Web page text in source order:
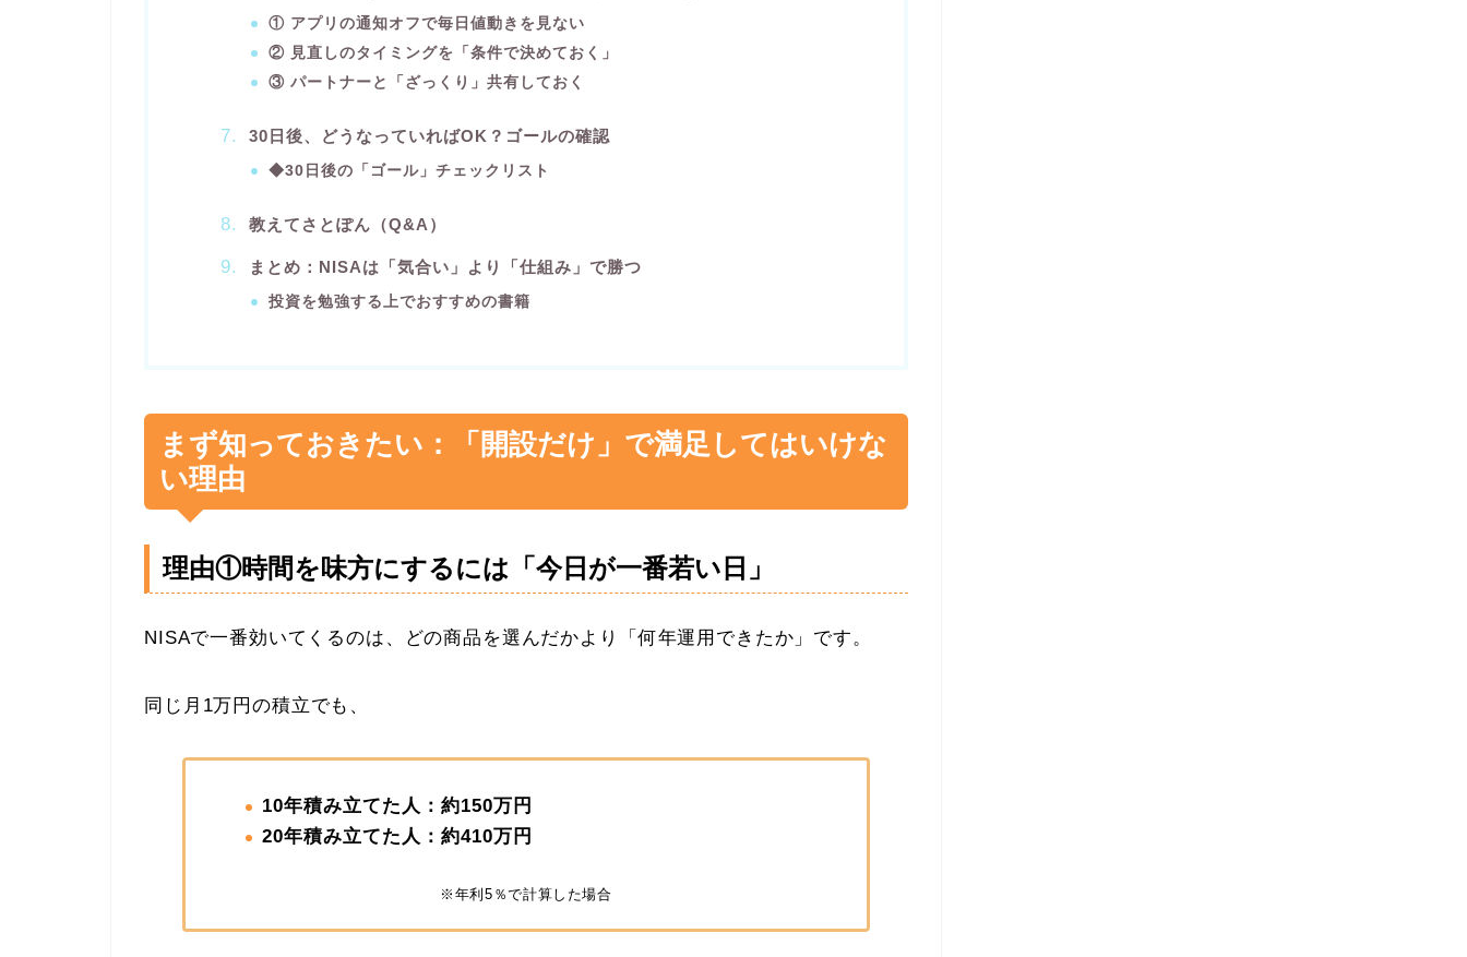
① アプリの通知オフで毎日値動きを見ない
② 見直しのタイミングを「条件で決めておく」
③ パートナーと「ざっくり」共有しておく
30日後、どうなっていればOK？ゴールの確認
◆30日後の「ゴール」チェックリスト
教えてさとぽん（Q&A）
まとめ：NISAは「気合い」より「仕組み」で勝つ
投資を勉強する上でおすすめの書籍
まず知っておきたい：「開設だけ」で満足してはいけな
い理由
理由①時間を味方にするには「今日が一番若い日」
NISAで一番効いてくるのは、どの商品を選んだかより「何年運用できたか」です。
同じ月1万円の積立でも、
10年積み立てた人：約150万円
20年積み立てた人：約410万円
※年利5％で計算した場合